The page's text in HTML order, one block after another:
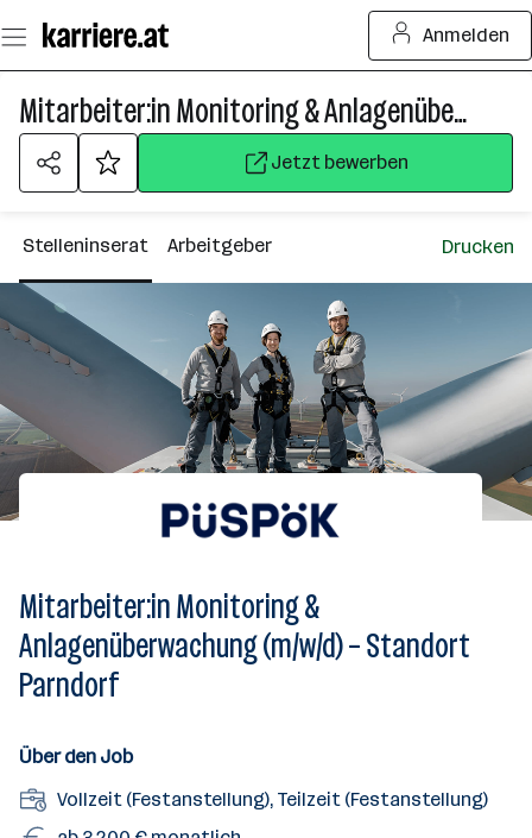
Seiteninhalt
springen
Anmelden
Mitarbeiter:in Monitoring & Anlagenüberwachung (m/w/d)
Jetzt bewerben
Stelleninserat Arbeitgeber Drucken
Mitarbeiter:in Monitoring &
Anlagenüberwachung (m/w/d) – Standort
Parndorf
Über den Job
A
n
Vollzeit (Festanstellung), Teilzeit (Festanstellung)